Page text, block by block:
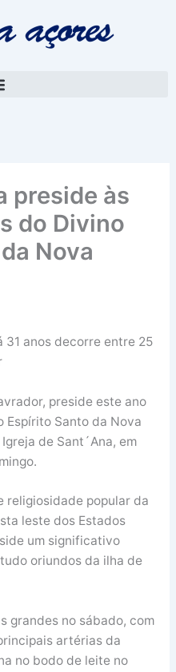
preside às
do Divino
Nova
31 anos decorre entre 25
preside este ano
Espírito Santo da Nova
de Sant´Ana, em
religiosidade popular da
leste dos Estados
um significativo
oriundos da ilha de
grandes no sábado, com
artérias da
no bodo de leite no